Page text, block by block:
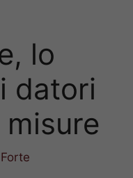
lo
datori